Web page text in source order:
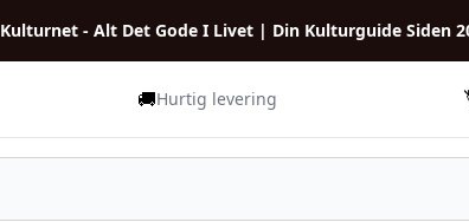
Kulturnet - Alt Det Gode I Livet | Din Kulturguide Siden
🚚Hurtig levering